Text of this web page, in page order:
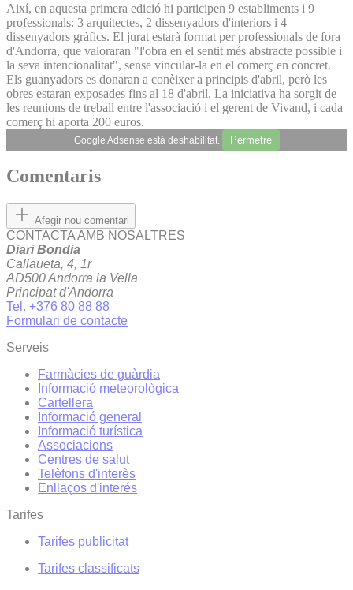
Així, en aquesta primera edició hi participen 9 establiments i 9
professionals: 3 arquitectes, 2 dissenyadors d'interiors i 4
dissenyadors gràfics. El jurat estarà format per professionals de fora
d'Andorra, que valoraran "l'obra en el sentit més abstracte possible i
la seva intencionalitat", sense vincular-la en el comerç en concret.
Els guanyadors es donaran a conèixer a principis d'abril, però les
obres estaran exposades fins al 18 d'abril. La iniciativa ha sorgit de
les reunions de treball entre l'associació i el gerent de Vivand, i cada
comerç hi aporta 200 euros.
Google Adsense està deshabilitat. Permetre
Comentaris
Afegir nou comentari
CONTACTA AMB NOSALTRES
Diari Bondia
Callaueta, 4, 1r
AD500 Andorra la Vella
Principat d'Andorra
Tel. +376 80 88 88
Formulari de contacte
Serveis
Farmàcies de guàrdia
Informació meteorològica
Cartellera
Informació general
Informació turística
Associacions
Centres de salut
Telèfons d'interès
Enllaços d'interés
Tarifes
Tarifes publicitat
Tarifes classificats